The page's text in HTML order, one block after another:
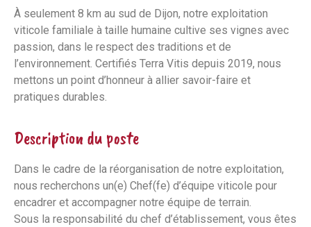
À seulement 8 km au sud de Dijon, notre exploitation
viticole familiale à taille humaine cultive ses vignes avec
passion, dans le respect des traditions et de
l’environnement. Certifiés Terra Vitis depuis 2019, nous
mettons un point d’honneur à allier savoir-faire et
pratiques durables.
Description du poste
Dans le cadre de la réorganisation de notre exploitation,
nous recherchons un(e) Chef(fe) d’équipe viticole pour
encadrer et accompagner notre équipe de terrain.
Sous la responsabilité du chef d’établissement, vous êtes